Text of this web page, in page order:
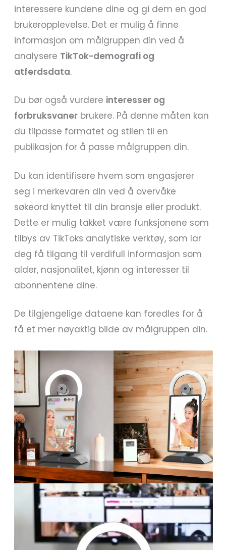
interessere kundene dine og gi dem en god
brukeropplevelse. Det er mulig å finne
informasjon om målgruppen din ved å
analysere TikTok-demografi og
atferdsdata.
Du bør også vurdere interesser og
forbruksvaner brukere. På denne måten kan
du tilpasse formatet og stilen til en
publikasjon for å passe målgruppen din.
Du kan identifisere hvem som engasjerer
seg i merkevaren din ved å overvåke
søkeord knyttet til din bransje eller produkt.
Dette er mulig takket være funksjonene som
tilbys av TikToks analytiske verktøy, som lar
deg få tilgang til verdifull informasjon som
alder, nasjonalitet, kjønn og interesser til
abonnentene dine.
De tilgjengelige dataene kan foredles for å
få et mer nøyaktig bilde av målgruppen din.